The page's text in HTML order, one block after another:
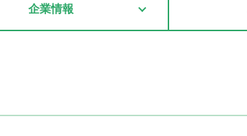
企業情報